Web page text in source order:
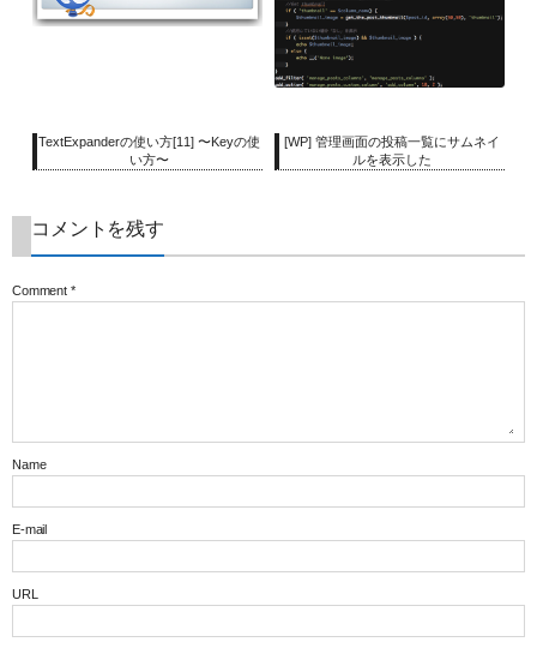
TextExpanderの使い方[11] 〜Keyの使
い方〜
[WP] 管理画面の投稿一覧にサムネイ
ルを表示した
コメントを残す
Comment *
Name
E-mail
URL